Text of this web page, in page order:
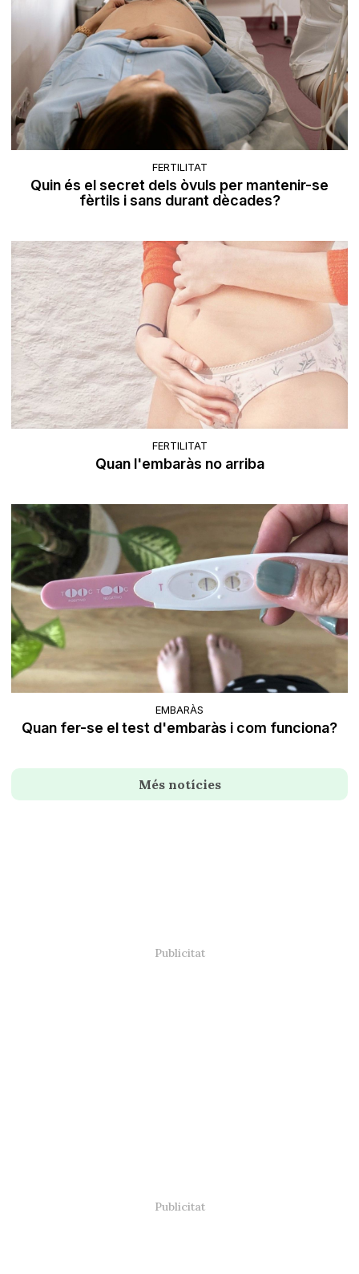
FERTILITAT
Quin és el secret dels òvuls per mantenir-se
fèrtils i sans durant dècades?
FERTILITAT
Quan l'embaràs no arriba
EMBARÀS
Quan fer-se el test d'embaràs i com funciona?
Més notícies